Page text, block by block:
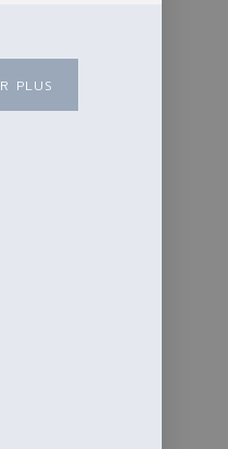
PLUS